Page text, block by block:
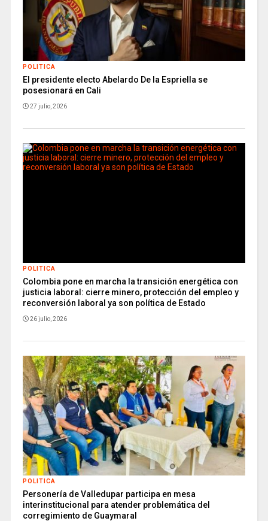
POLITICA
El presidente electo Abelardo De la Espriella se
posesionará en Cali
27 julio, 2026
POLITICA
Colombia pone en marcha la transición energética con
justicia laboral: cierre minero, protección del empleo y
reconversión laboral ya son política de Estado
26 julio, 2026
POLITICA
Personería de Valledupar participa en mesa
interinstitucional para atender problemática del
corregimiento de Guaymaral